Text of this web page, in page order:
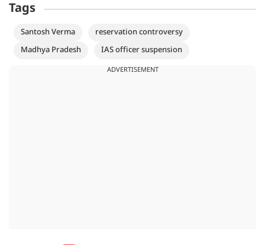
Tags
Santosh Verma
reservation controversy
Madhya Pradesh
IAS officer suspension
ADVERTISEMENT